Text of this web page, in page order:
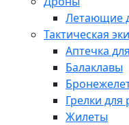
Летающие
Тактическая
Аптечка
Балаклавы
Грелки для
Жилеты